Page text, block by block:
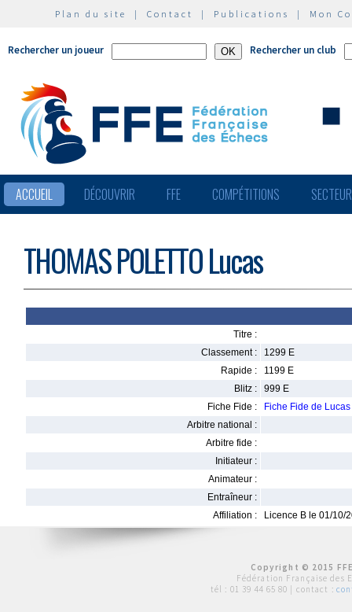
Plan du site | Contact | Publications | Mon
Rechercher un joueur Rechercher un club
ACCUEIL DÉCOUVRIR FFE COMPÉTITIONS
THOMAS POLETTO Lucas
Titre :
Classement :
1299 E
Rapide :
1199 E
Blitz :
999 E
Fiche Fide :
Fiche Fide de
Arbitre national :
Arbitre fide :
Initiateur :
Animateur :
Entraîneur :
Affiliation :
Licence B le 01/10/
Copyright © 2015
Fédération Française des
tél : 01 39 44 65 80 | contact :